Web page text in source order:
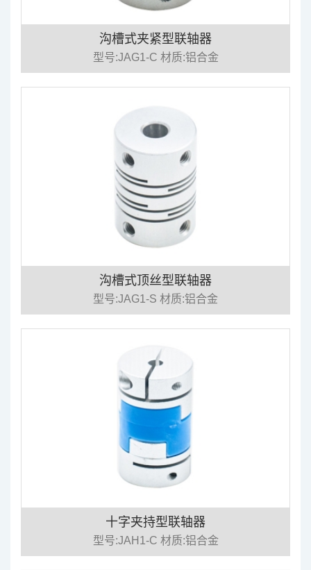
沟槽式夹紧型联轴器
型号:JAG1-C 材质:铝合金
沟槽式顶丝型联轴器
型号:JAG1-S 材质:铝合金
十字夹持型联轴器
型号:JAH1-C 材质:铝合金